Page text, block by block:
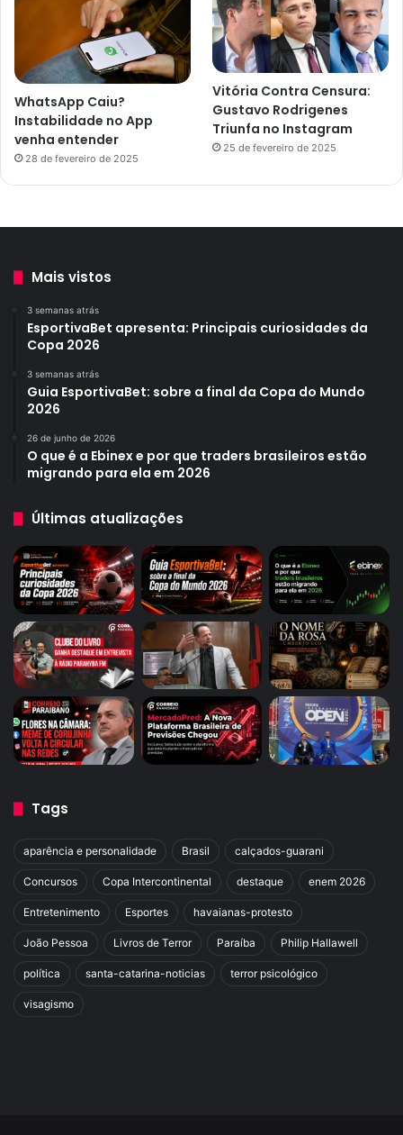
WhatsApp Caiu?
Instabilidade no App
venha entender
28 de fevereiro de 2025
Vitória Contra Censura:
Gustavo Rodrigenes
Triunfa no Instagram
25 de fevereiro de 2025
Mais vistos
3 semanas atrás
EsportivaBet apresenta: Principais curiosidades da
Copa 2026
3 semanas atrás
Guia EsportivaBet: sobre a final da Copa do Mundo
2026
26 de junho de 2026
O que é a Ebinex e por que traders brasileiros estão
migrando para ela em 2026
Últimas atualizações
Tags
aparência e personalidade Brasil calçados-guarani
Concursos Copa Intercontinental destaque enem 2026
Entretenimento Esportes havaianas-protesto
João Pessoa Livros de Terror Paraíba Philip Hallawell
política santa-catarina-noticias terror psicológico
visagismo